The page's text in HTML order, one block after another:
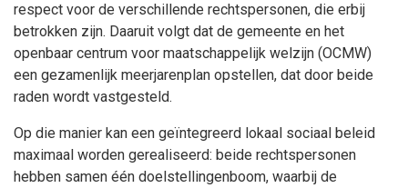
respect voor de verschillende rechtspersonen, die erbij
betrokken zijn. Daaruit volgt dat de gemeente en het
openbaar centrum voor maatschappelijk welzijn (OCMW)
een gezamenlijk meerjarenplan opstellen, dat door beide
raden wordt vastgesteld.
Op die manier kan een geïntegreerd lokaal sociaal beleid
maximaal worden gerealiseerd: beide rechtspersonen
hebben samen één doelstellingenboom, waarbij de